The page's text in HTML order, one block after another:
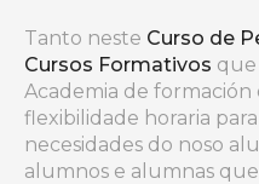
Tanto neste Curso de
Cursos Formativos que
Academia de
flexibilidade horaria
necesidades do noso
alumnos e alumnas